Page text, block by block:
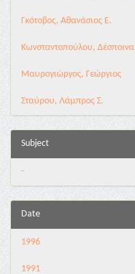
Γκότοβος, Αθανάσιος Ε.
Κωνσταντοπούλου, Δέσποινα
Μαυρογιώργος, Γεώργιος
Σταύρου, Λάμπρος Σ.
Subject
-
Date
1996
1991